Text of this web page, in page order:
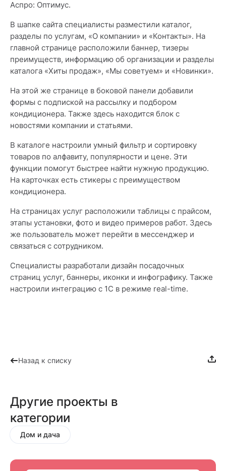
Аспро: Оптимус.
В шапке сайта специалисты разместили каталог,
разделы по услугам, «О компании» и «Контакты». На
главной странице расположили баннер, тизеры
преимуществ, информацию об организации и разделы
каталога «Хиты продаж», «Мы советуем» и «Новинки».
На этой же странице в боковой панели добавили
формы с подпиской на рассылку и подбором
кондиционера. Также здесь находится блок с
новостями компании и статьями.
В каталоге настроили умный фильтр и сортировку
товаров по алфавиту, популярности и цене. Эти
функции помогут быстрее найти нужную продукцию.
На карточках есть стикеры с преимуществом
кондиционера.
На страницах услуг расположили таблицы с прайсом,
этапы установки, фото и видео примеров работ. Здесь
же пользователь может перейти в мессенджер и
связаться с сотрудником.
Специалисты разработали дизайн посадочных
страниц услуг, баннеры, иконки и инфографику. Также
настроили интеграцию с 1С в режиме real-time.
Назад к списку
Другие проекты в
категории
Дом и дача